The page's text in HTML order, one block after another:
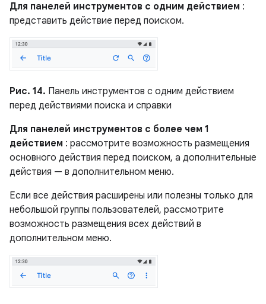
Для панелей инструментов с одним действием :
представить действие перед поиском.
Рис. 14. Панель инструментов с одним действием
перед действиями поиска и справки
Для панелей инструментов с более чем 1
действием : рассмотрите возможность размещения
основного действия перед поиском, а дополнительные
действия — в дополнительном меню.
Если все действия расширены или полезны только для
небольшой группы пользователей, рассмотрите
возможность размещения всех действий в
дополнительном меню.